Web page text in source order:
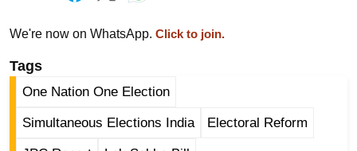
व
न्यू
ज
ब्री
We're now on WhatsApp. Click to join.
Tags
One Nation One Election
Simultaneous Elections India Electoral Reform